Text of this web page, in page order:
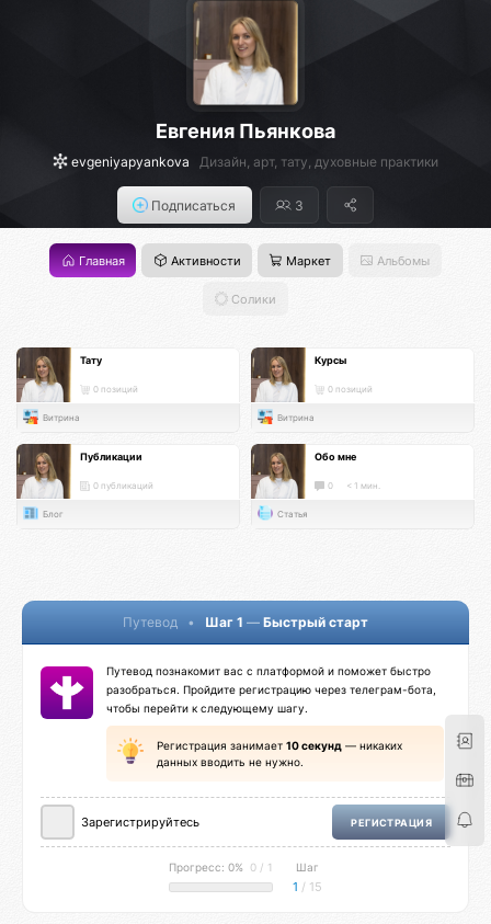
Евгения Пьянкова
evgeniyapyankova Дизайн, арт, тату, духовные практики
Подписаться 3
Главная Активности Маркет Альбомы
Солики
Тату
0 позиций
Витрина
Курсы
0 позиций
Витрина
Публикации
0 публикаций
Блог
Обо мне
0 < 1 мин.
Статья
Путевод • Шаг 1 — Быстрый старт
Путевод познакомит вас с платформой и поможет быстро
разобраться. Пройдите регистрацию через телеграм-бота,
чтобы перейти к следующему шагу.
Регистрация занимает 10 секунд — никаких
данных вводить не нужно.
Зарегистрируйтесь РЕГИСТРАЦИЯ
Прогресс: 0% 0 / 1 Шаг
1 / 15